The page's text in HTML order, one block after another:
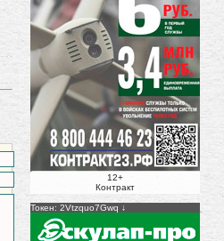
12+
Контракт
Токен: 2Vtzquo7Gwq